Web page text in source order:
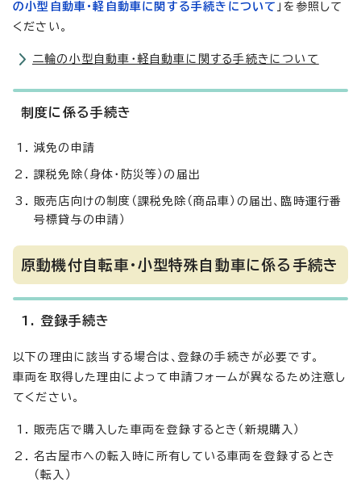
の小型自動車・軽自動車に関する手続きについて 」を参照して
ください。
二輪の小型自動車・軽自動車に関する手続きについて
制度に係る手続き
減免の申請
課税免除（身体・防災等）の届出
販売店向けの制度（課税免除（商品車）の届出、臨時運行番
号標貸与の申請）
原動機付自転車・小型特殊自動車に係る手続き
1. 登録手続き
以下の理由に該当する場合は、登録の手続きが必要です。
車両を取得した理由によって申請フォームが異なるため注意し
てください。
販売店で購入した車両を登録するとき（新規購入）
名古屋市への転入時に所有している車両を登録するとき
（転入）